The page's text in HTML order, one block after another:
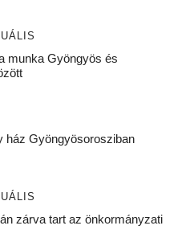
munka Gyöngyös és
ház Gyöngyösorosziban
zárva tart az önkormányzati